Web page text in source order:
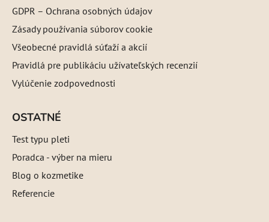
GDPR – Ochrana osobných údajov
Zásady používania súborov cookie
Všeobecné pravidlá súťaží a akcií
Pravidlá pre publikáciu užívateľských recenzií
Vylúčenie zodpovednosti
OSTATNÉ
Test typu pleti
Poradca - výber na mieru
Blog o kozmetike
Referencie